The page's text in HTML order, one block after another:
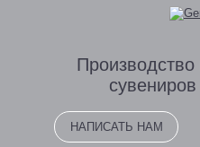
Производство
сувениров
НАПИСАТЬ НАМ